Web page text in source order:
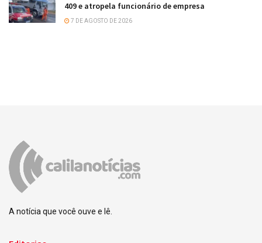
409 e atropela funcionário de empresa
7 DE AGOSTO DE 2026
A notícia que você ouve e lê.